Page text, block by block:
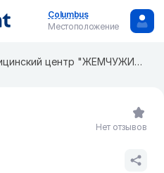
Columbus
Местоположение
Медицинский центр "ЖЕМЧУЖИНА ПОДОЛЬЯ" на Горького
Нет отзывов